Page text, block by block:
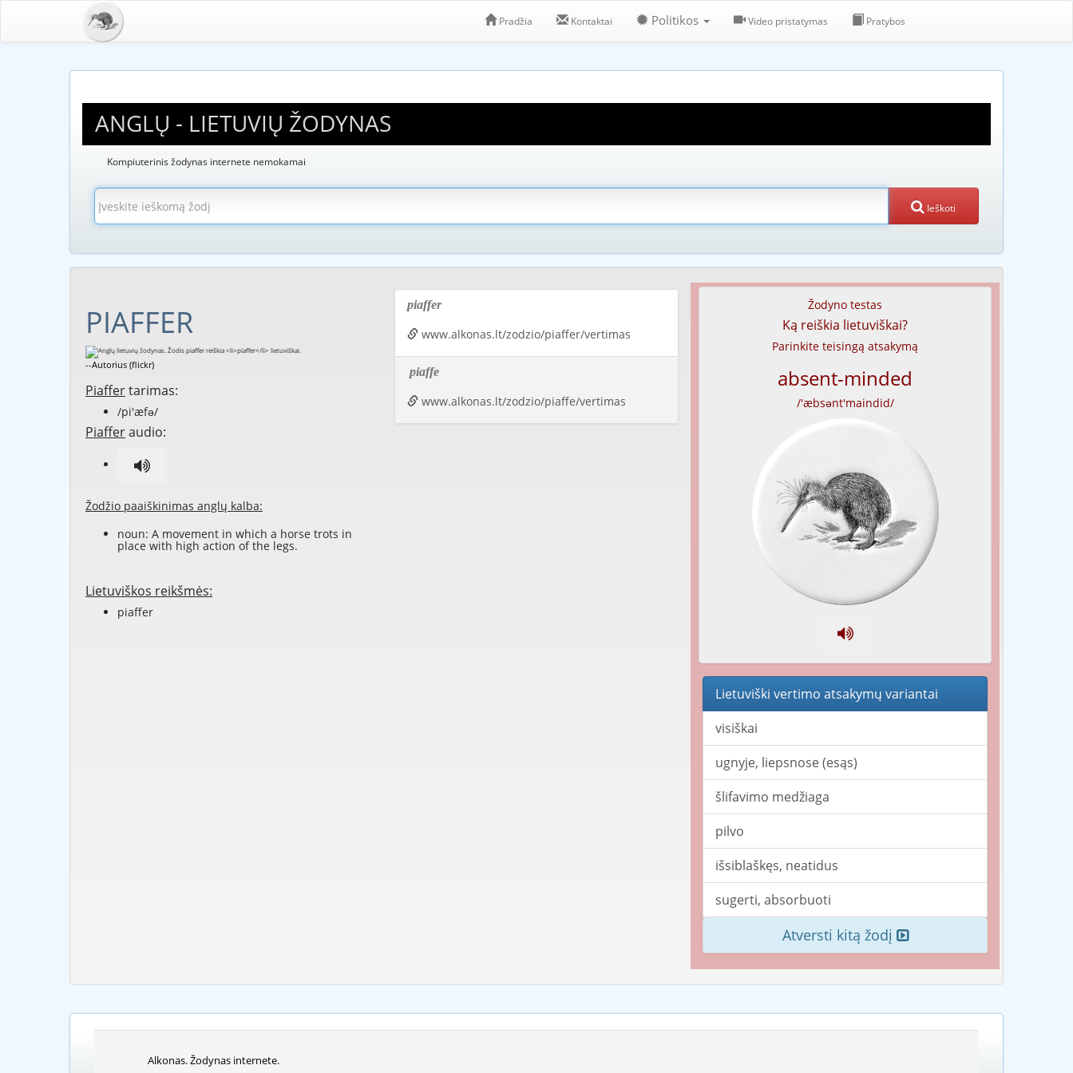
Pradžia Kontaktai Politikos Video pristatymas Pratybos
ANGLŲ - LIETUVIŲ ŽODYNAS
Kompiuterinis žodynas internete nemokamai
Ieškoti
PIAFFER
--Autorius (flickr)
Piaffertarimas:
/pi'æfə/
Piafferaudio:
Žodžio paaiškinimas anglų kalba:
noun: A movement in which a horse trots in
place with high action of the legs.
Lietuviškos reikšmės:
piaffer
piaffer
www.alkonas.lt/zodzio/piaffer/vertimas
piaffe
www.alkonas.lt/zodzio/piaffe/vertimas
Žodyno testas
Ką reiškia lietuviškai?
Parinkite teisingą atsakymą
absent-minded
/'æbsənt'maindid/
Lietuviški vertimo atsakymų variantai
visiškai
ugnyje, liepsnose (esąs)
šlifavimo medžiaga
pilvo
išsiblaškęs, neatidus
sugerti, absorbuoti
Atversti kitą žodį
Alkonas. Žodynas internete.